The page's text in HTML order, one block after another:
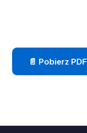
📄 Pobierz PDF